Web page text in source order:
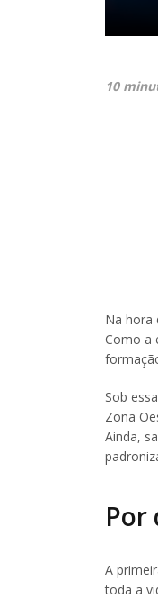
10
Na hora
Como a
Sob
Zona
Ainda,
Por
A
toda a